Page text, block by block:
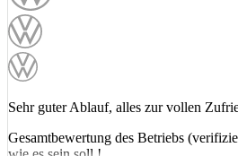
Sehr guter Ablauf, alles zur vollen
Gesamtbewertung des Betriebs